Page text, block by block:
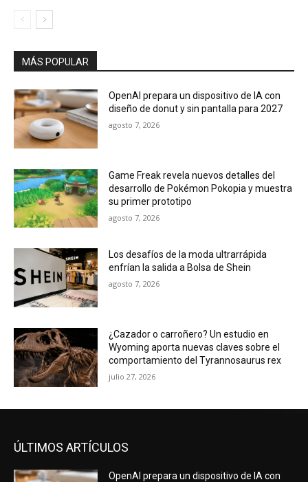
MÁS POPULAR
OpenAI prepara un dispositivo de IA con
diseño de donut y sin pantalla para 2027
agosto 7, 2026
Game Freak revela nuevos detalles del
desarrollo de Pokémon Pokopia y muestra
su primer prototipo
agosto 7, 2026
Los desafíos de la moda ultrarrápida
enfrían la salida a Bolsa de Shein
agosto 7, 2026
¿Cazador o carroñero? Un estudio en
Wyoming aporta nuevas claves sobre el
comportamiento del Tyrannosaurus rex
julio 27, 2026
ÚLTIMOS ARTÍCULOS
OpenAI prepara un dispositivo de IA con